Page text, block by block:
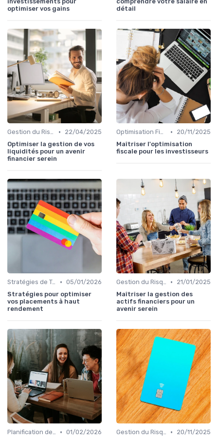
optimiser vos gains
détail
Gestion du Risque Financier •
22/04/2025
Optimiser la gestion de vos
liquidités pour un avenir
financier serein
Optimisation Fiscale •
20/11/2025
Maîtriser l'optimisation
fiscale pour les investisseurs
Stratégies de Trading • 05/01/2026
Stratégies pour optimiser
vos placements à haut
rendement
Gestion du Risque Financier •
21/01/2025
Maîtriser la gestion des
actifs financiers pour un
avenir serein
Planification de la Retraite • 01/02/2026
Gestion du Risque Financier •
20/11/2025